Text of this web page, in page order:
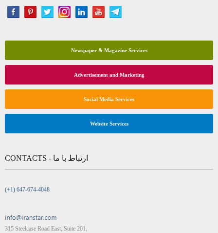
Newspaper & Magazine Services
Advertisement and Marketing
Social Media Services
Website Services
CONTACTS - ارتباط با ما
(+1) 647-674-4048
315 Steelcase Road East, Suite 201,